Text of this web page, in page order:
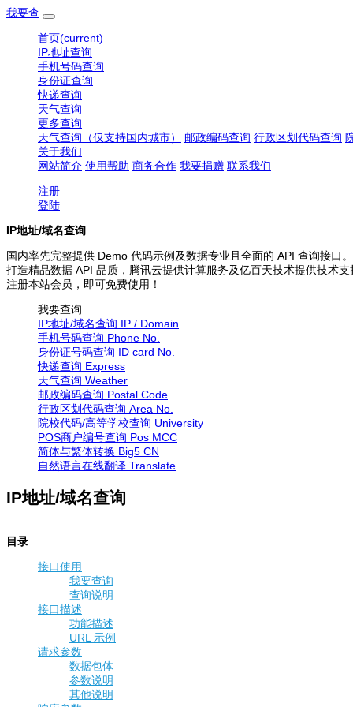
我要查
首页(current)
IP地址查询
手机号码查询
身份证查询
快递查询
天气查询
更多查询
天气查询（仅支持国内城市）
邮政编码查询 行政区划代码查询
关于我们
网站简介 使用帮助 商务合作 我要捐赠 联系我们
注册
登陆
IP地址/域名查询
国内率先完整提供 Demo 代码示例及数据专业且全面的 API 查询接口。
打造精品数据 API 品质，腾讯云提供计算服务及亿百天技术提供技术支
注册本站会员，即可免费使用！
我要查询
IP地址/域名查询 IP / Domain
手机号码查询 Phone No.
身份证号码查询 ID card No.
快递查询 Express
天气查询 Weather
邮政编码查询 Postal Code
行政区划代码查询 Area No.
院校代码/高等学校查询 University
POS商户编号查询 Pos MCC
简体与繁体转换 Big5 CN
自然语言在线翻译 Translate
IP地址/域名查询
目录
接口使用
我要查询
查询说明
接口描述
功能描述
URL 示例
请求参数
数据包体
参数说明
其他说明